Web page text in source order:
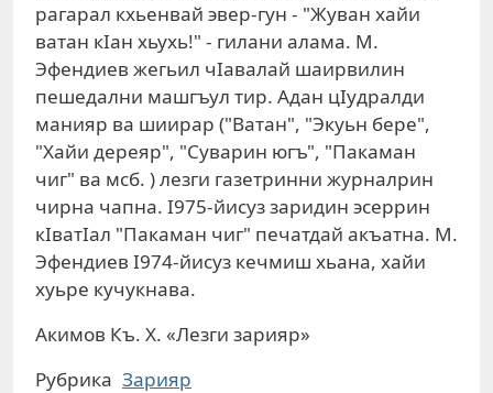
рагарал кхьенвай эвер-гун - "Жуван хайи
ватан кIан хьухь!" - гилани алама. М.
Эфендиев жегьил чIавалай шаирвилин
пешедални машгъул тир. Адан цIудралди
манияр ва шиирар ("Ватан", "Экуьн бере",
"Хайи дереяр", "Суварин югъ", "Пакаман
чиг" ва мсб. ) лезги газетринни журналрин
чирна чапна. I975-йисуз заридин эсеррин
кIватIал "Пакаман чиг" печатдай акъатна. М.
Эфендиев I974-йисуз кечмиш хьана, хайи
хуьре кучукнава.
Акимов Къ. Х. «Лезги зарияр»
Рубрика Зарияр